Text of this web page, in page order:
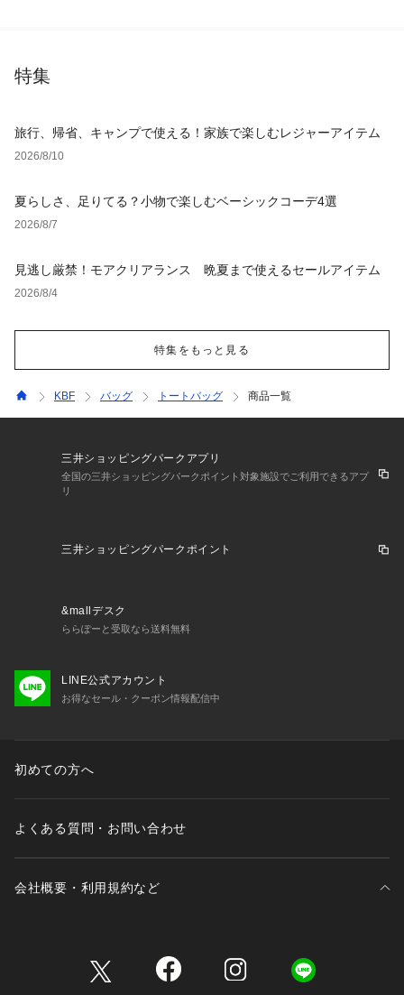
特集
旅行、帰省、キャンプで使える！家族で楽しむレジャーアイテム
2026/8/10
夏らしさ、足りてる？小物で楽しむベーシックコーデ4選
2026/8/7
見逃し厳禁！モアクリアランス 晩夏まで使えるセールアイテム
2026/8/4
特集をもっと見る
KBF バッグ トートバッグ 商品一覧
三井ショッピングパークアプリ
全国の三井ショッピングパークポイント対象施設でご利用できるアプ
リ
三井ショッピングパークポイント
&mallデスク
ららぽーと受取なら送料無料
LINE公式アカウント
お得なセール・クーポン情報配信中
初めての方へ
よくある質問・お問い合わせ
会社概要・利用規約など